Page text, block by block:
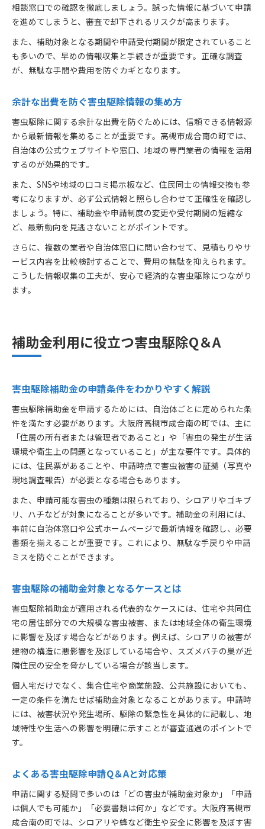
相談窓口での確認を徹底しましょう。誤った情報に基づいて申請
を進めてしまうと、審査で却下されるリスクが高まります。
また、補助対象となる期間や申請受付期間が限定されていること
も多いので、早めの情報収集と手続きが重要です。正確な調査
が、無駄な手間や費用を防ぐカギとなります。
余計な出費を防ぐ害虫駆除情報の集め方
害虫駆除に関する余計な出費を防ぐためには、信頼できる情報源
から最新情報を集めることが重要です。高槻市成合南の町では、
自治体の公式ウェブサイトや窓口、地域の専門業者の情報を活用
するのが効果的です。
また、SNSや地域の口コミ掲示板など、住民同士の情報交換も参
考になりますが、必ず公式情報と照らし合わせて正確性を確認し
ましょう。特に、補助金や申請制度の変更や受付期間の短縮な
ど、最新動向を見逃さないことがポイントです。
さらに、複数の業者や自治体窓口に問い合わせて、見積もりやサ
ービス内容を比較検討することで、費用の無駄を抑えられます。
こうした情報収集の工夫が、安心で経済的な害虫駆除につながり
ます。
補助金利用に役立つ害虫駆除Q＆A
害虫駆除補助金の申請条件をわかりやすく解説
害虫駆除補助金を申請するためには、自治体ごとに定められた条
件を満たす必要があります。大阪府高槻市成合南の町では、主に
「住居の所有者または管理者であること」や「害虫の発生が生活
環境や衛生上の問題となっていること」が主な要件です。具体的
には、住民票があることや、申請時点で害虫被害の証拠（写真や
現地調査報告）が必要となる場合もあります。
また、申請可能な害虫の種類は限られており、シロアリやゴキブ
リ、ハチなどが対象になることが多いです。補助金の利用には、
事前に自治体窓口や公式ホームページで最新情報を確認し、必要
書類を揃えることが重要です。これにより、無駄な手戻りや申請
ミスを防ぐことができます。
害虫駆除の補助金対象となるケースとは
害虫駆除補助金が適用される代表的なケースには、住宅や共同住
宅の居住部分での大規模な害虫被害、または地域全体の衛生環境
に影響を及ぼす場合などがあります。例えば、シロアリの被害が
建物の構造に悪影響を及ぼしている場合や、スズメバチの巣が近
隣住民の安全を脅かしている場合が該当します。
個人宅だけでなく、集合住宅や商業施設、公共施設においても、
一定の条件を満たせば補助金対象となることがあります。申請時
には、被害状況や発生場所、駆除の緊急性を具体的に記載し、地
域特性や生活への影響を明確に示すことが審査通過のポイントで
す。
よくある害虫駆除申請Q＆Aと対応策
申請に関する疑問で多いのは「どの害虫が補助金対象か」「申請
は個人でも可能か」「必要書類は何か」などです。大阪府高槻市
成合南の町では、シロアリや蜂など衛生や安全に影響を及ぼす害